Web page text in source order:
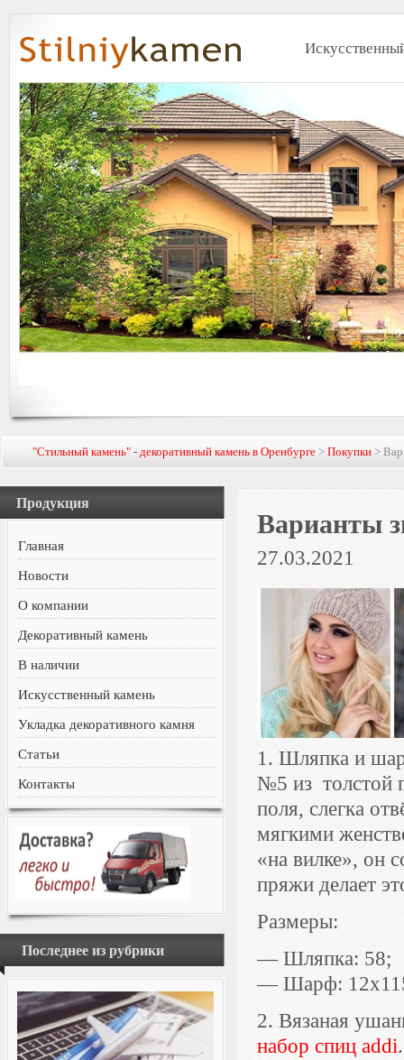
"Стильный камень" - декоративный камень в Оренбурге >Покупки >
Продукция
Главная
Новости
О компании
Декоративный камень
В наличии
Искусственный камень
Укладка декоративного камня
Статьи
Контакты
Последнее из рубрики
Варианты
27.03.2021
1. Шляпка и
№5 из толстой
поля, слегка
мягкими
«на вилке», он
пряжи делает
Размеры:
— Шляпка: 58;
— Шарф:
2. Вязаная
набор спиц addi